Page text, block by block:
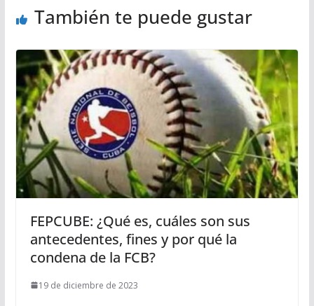
También te puede gustar
FEPCUBE: ¿Qué es, cuáles son sus
antecedentes, fines y por qué la
condena de la FCB?
19 de diciembre de 2023